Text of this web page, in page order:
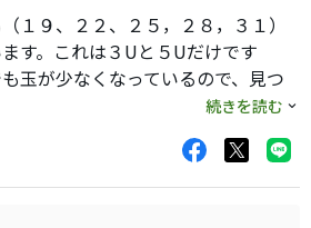
１９、２２、２５，２８，３１）
す。これは３Uと５Uだけです
玉が少なくなっているので、見つ
の構えやすさ、球の上がり具
ないです。
続きを読む